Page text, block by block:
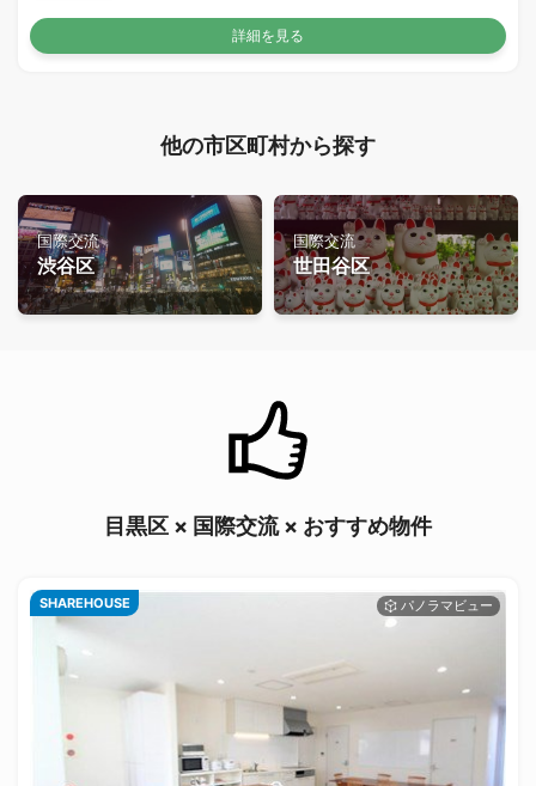
詳細を見る
他の市区町村から探す
国際交流
渋谷区
国際交流
世田谷区
目黒区 × 国際交流 × おすすめ物件
SHAREHOUSE